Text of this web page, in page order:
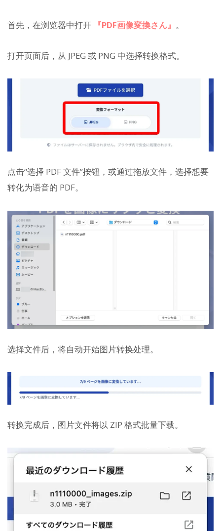
首先，在浏览器中打开 『PDF画像変換さん』 。
打开页面后，从 JPEG 或 PNG 中选择转换格式。
点击“选择 PDF 文件”按钮，或通过拖放文件，选择想要
转化为语音的 PDF。
选择文件后，将自动开始图片转换处理。
转换完成后，图片文件将以 ZIP 格式批量下载。